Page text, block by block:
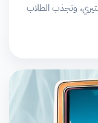
وتجذب الطلاب